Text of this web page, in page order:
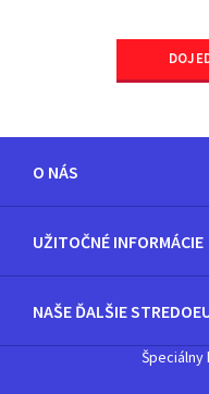
O NÁS
UŽITOČNÉ INFORMÁCIE
NAŠE ĎALŠIE